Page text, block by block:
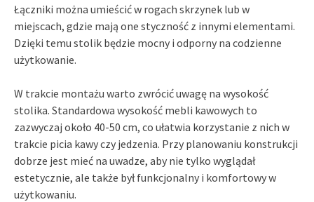
Łączniki można umieścić w rogach skrzynek lub w
miejscach, gdzie mają one styczność z innymi elementami.
Dzięki temu stolik będzie mocny i odporny na codzienne
użytkowanie.
W trakcie montażu warto zwrócić uwagę na wysokość
stolika. Standardowa wysokość mebli kawowych to
zazwyczaj około 40-50 cm, co ułatwia korzystanie z nich w
trakcie picia kawy czy jedzenia. Przy planowaniu konstrukcji
dobrze jest mieć na uwadze, aby nie tylko wyglądał
estetycznie, ale także był funkcjonalny i komfortowy w
użytkowaniu.